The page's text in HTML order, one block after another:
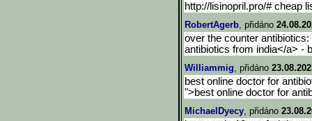
http://lisinopril.pro/# cheap
RobertAgerb, přidáno
over the counter
antibiotics from india</a> -
Williammig, přidáno
best online doctor for
">best online doctor for
MichaelDyecy, přidáno